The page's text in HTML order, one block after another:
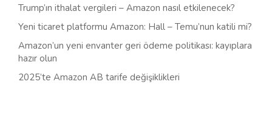
Trump’ın ithalat vergileri – Amazon nasıl etkilenecek?
Yeni ticaret platformu Amazon: Hall – Temu’nun katili mi?
Amazon’un yeni envanter geri ödeme politikası: kayıplara
hazır olun
2025’te Amazon AB tarife değişiklikleri